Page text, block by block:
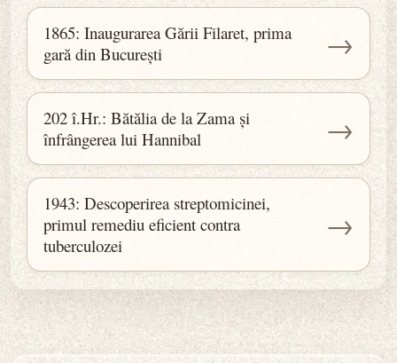
1865: Inaugurarea Gării Filaret, prima
gară din București
→
202 î.Hr.: Bătălia de la Zama și
înfrângerea lui Hannibal
→
1943: Descoperirea streptomicinei,
primul remediu eficient contra
tuberculozei
→